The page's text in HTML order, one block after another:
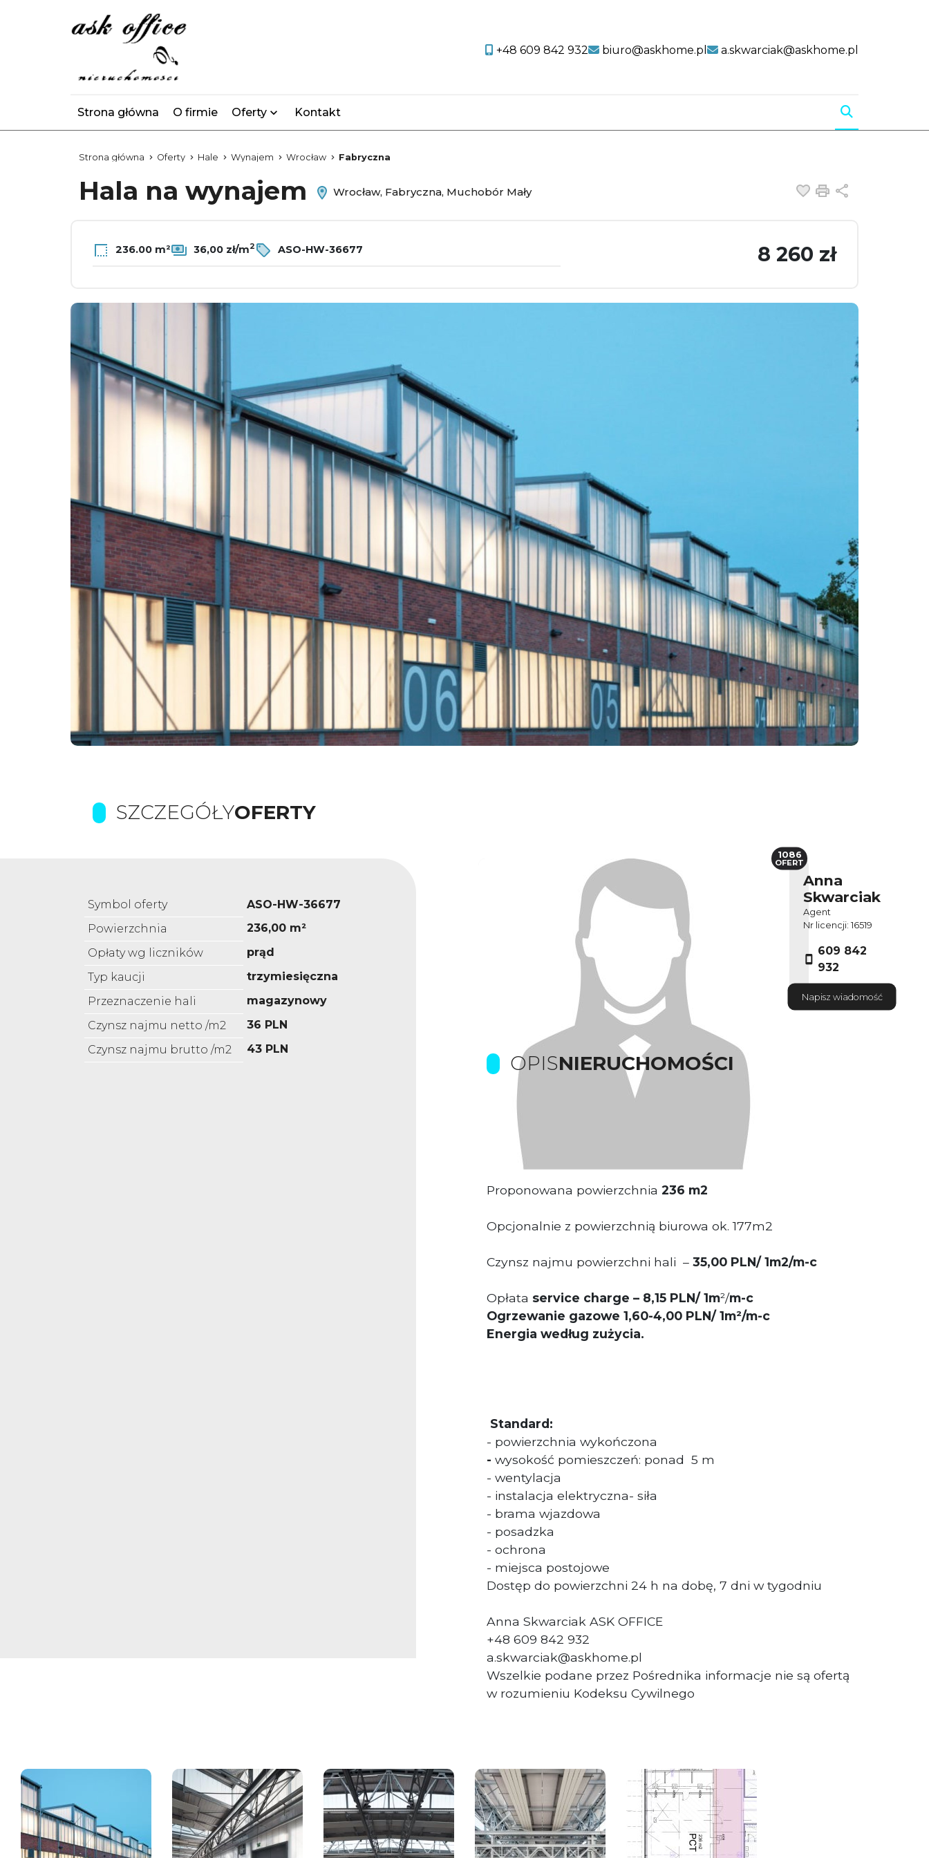
+48 609 842 932 biuro@askhome.pl a.skwarciak@askhome.pl
Strona główna O firmie Oferty Kontakt
Strona główna Oferty Hale Wynajem Wrocław Fabryczna
Hala na wynajem Wrocław, Fabryczna, Muchobór Mały Dodaj do
Drukuj
236.00 m² 36,00 zł/m2 ASO-HW-36677 8 260 zł
SZCZEGÓŁYOFERTY
Symbol oferty
ASO-HW-36677
Powierzchnia
236,00 m²
Opłaty wg liczników
prąd
Typ kaucji
trzymiesięczna
Przeznaczenie hali
magazynowy
Czynsz najmu netto /m2
36 PLN
Czynsz najmu brutto /m2
43 PLN
Anna
Skwarciak
Agent
Nr licencji: 16519
609 842
932
Napisz wiadomość
1086
OFERT
OPISNIERUCHOMOŚCI
Prowizje pokrywa Właściciel nieruchomosci
Hala produkcyjno-magazynowa
Proponowana powierzchnia 236 m2
Opcjonalnie z powierzchnią biurowa ok. 177m2
Czynsz najmu powierzchni hali – 35,00 PLN/ 1m2/m-c
Opłata service charge – 8,15 PLN/ 1m²/m-c
Ogrzewanie gazowe 1,60-4,00 PLN/ 1m²/m-c
Energia według zużycia.
Standard:
- powierzchnia wykończona
- wysokość pomieszczeń: ponad 5 m
- wentylacja
- instalacja elektryczna- siła
- brama wjazdowa
- posadzka
- ochrona
- miejsca postojowe
Dostęp do powierzchni 24 h na dobę, 7 dni w tygodniu
Anna Skwarciak ASK OFFICE
+48 609 842 932
a.skwarciak@askhome.pl
Wszelkie podane przez Pośrednika informacje nie są ofertą
w rozumieniu Kodeksu Cywilnego